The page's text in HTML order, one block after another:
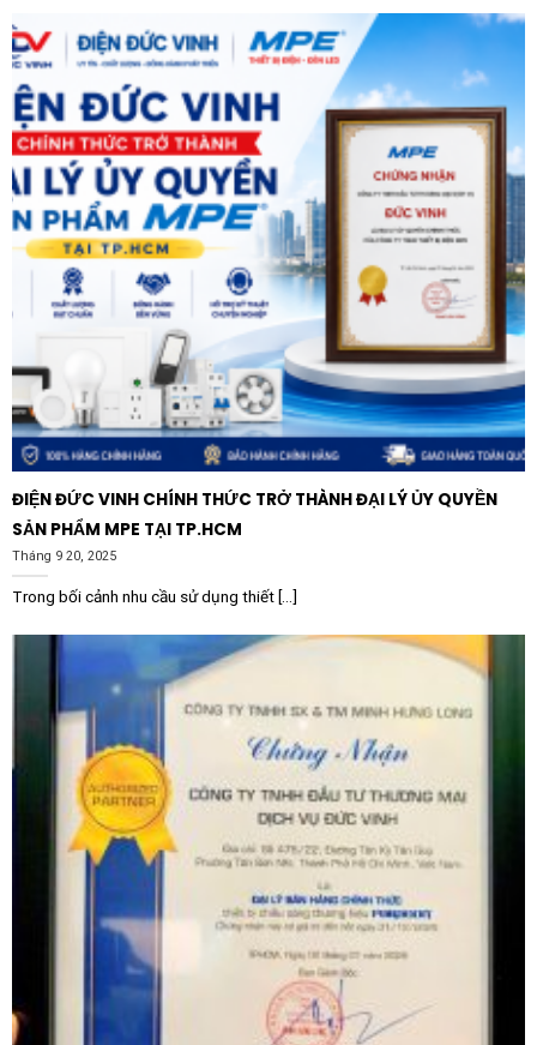
trong trạng thái an toàn và hiệu quả nhất.
ĐIỆN ĐỨC VINH CHÍNH THỨC TRỞ THÀNH ĐẠI LÝ ỦY QUYỀN
SẢN PHẨM MPE TẠI TP.HCM
Tháng 9 20, 2025
Trong bối cảnh nhu cầu sử dụng thiết [...]